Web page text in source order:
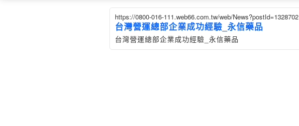
https://0800-016-111.web66.com.tw/web/News?postId=1328702
台灣營運總部企業成功經驗_永信藥品
台灣營運總部企業成功經驗_永信藥品